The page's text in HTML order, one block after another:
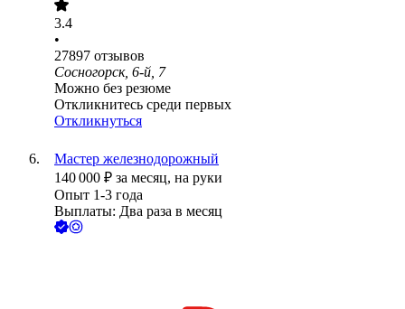
3.4
•
27897 отзывов
Сосногорск, 6-й, 7
Можно без резюме
Откликнитесь среди первых
Откликнуться
Мастер железнодорожный
140 000 ₽ за месяц, на руки
Опыт 1-3 года
Выплаты: Два раза в месяц